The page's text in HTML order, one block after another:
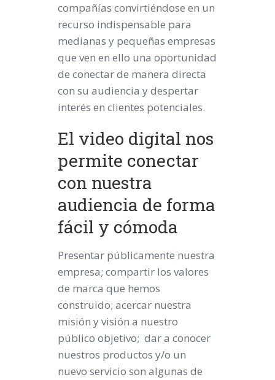
compañías convirtiéndose en un
recurso indispensable para
medianas y pequeñas empresas
que ven en ello una oportunidad
de conectar de manera directa
con su audiencia y despertar
interés en clientes potenciales.
El video digital nos
permite conectar
con nuestra
audiencia de forma
fácil y cómoda
Presentar públicamente nuestra
empresa; compartir los valores
de marca que hemos
construido; acercar nuestra
misión y visión a nuestro
público objetivo; dar a conocer
nuestros productos y/o un
nuevo servicio son algunas de